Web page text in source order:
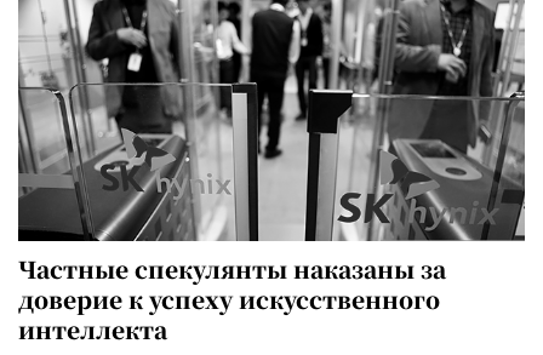
Частные спекулянты наказаны за
доверие к успеху искусственного
интеллекта